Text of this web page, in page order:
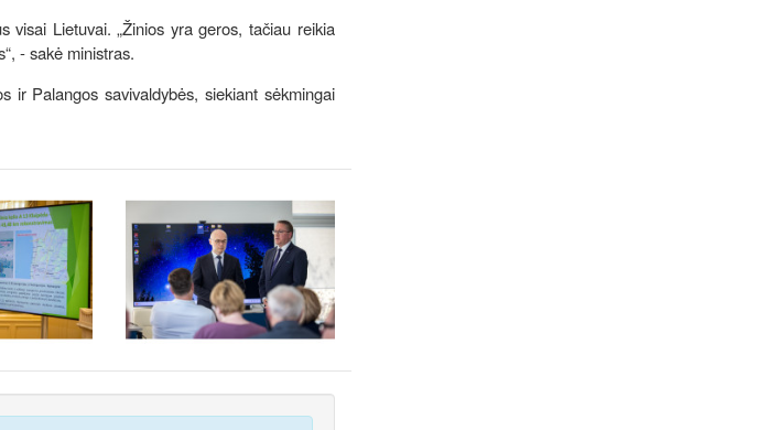
visai Lietuvai. „Žinios yra geros, tačiau reikia
- sakė ministras.
ir Palangos savivaldybės, siekiant sėkmingai